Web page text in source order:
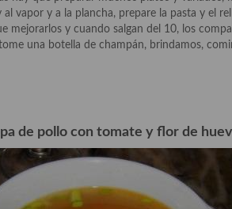
vapor y a la plancha, prepare la pasta y el
mejorarlos y cuando salgan del 10, los
una botella de champán, brindamos,
de pollo con tomate y flor de